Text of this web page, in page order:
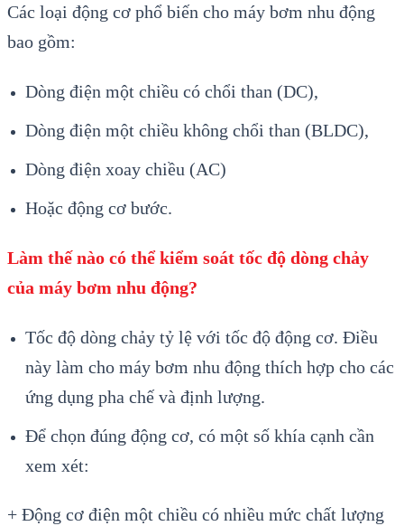
Các loại động cơ phổ biến cho máy bơm nhu động
bao gồm:
Dòng điện một chiều có chổi than (DC),
Dòng điện một chiều không chổi than (BLDC),
Dòng điện xoay chiều (AC)
Hoặc động cơ bước.
Làm thế nào có thể kiểm soát tốc độ dòng chảy
của máy bơm nhu động?
Tốc độ dòng chảy tỷ lệ với tốc độ động cơ. Điều
này làm cho máy bơm nhu động thích hợp cho các
ứng dụng pha chế và định lượng.
Để chọn đúng động cơ, có một số khía cạnh cần
xem xét:
+ Động cơ điện một chiều có nhiều mức chất lượng